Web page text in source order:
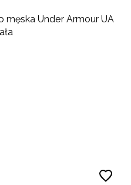
męska Under Armour UA